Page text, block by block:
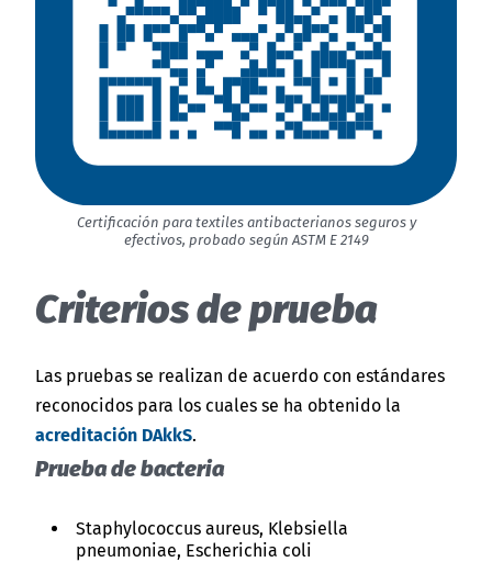
Criterios de prueba
Las pruebas se realizan de acuerdo con estándares
reconocidos para los cuales se ha obtenido la
acreditación DAkkS.
Prueba de bacteria
Staphylococcus aureus, Klebsiella
pneumoniae, Escherichia coli
Certificación para textiles antibacterianos seguros y
efectivos, probado según ASTM E 2149